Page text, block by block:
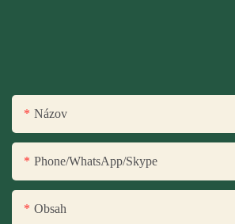
Názov
Phone/WhatsApp/Skype
Obsah